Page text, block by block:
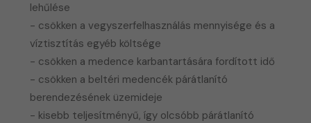
lehűlése
- csökken a vegyszerfelhasználás mennyisége és a
víztisztítás egyéb költsége
- csökken a medence karbantartására fordított idő
- csökken a beltéri medencék párátlanító
berendezésének üzemideje
- kisebb teljesítményű, így olcsóbb párátlanító